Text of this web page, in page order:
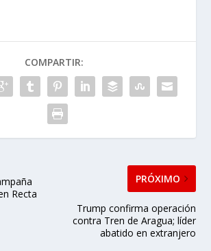
COMPARTIR:
Recta
PRÓXIMO
Trump confirma operación
contra Tren de Aragua; líder
abatido en extranjero